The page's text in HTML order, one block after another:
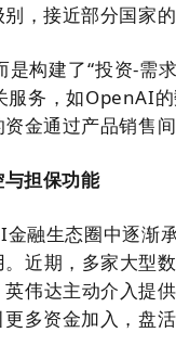
，接近部分国家的
构建了“投资-需
服务，如OpenAI
金通过产品销售
担保功能
融生态圈中逐渐
近期，多家大型
伟达主动介入提
多资金加入，盘活